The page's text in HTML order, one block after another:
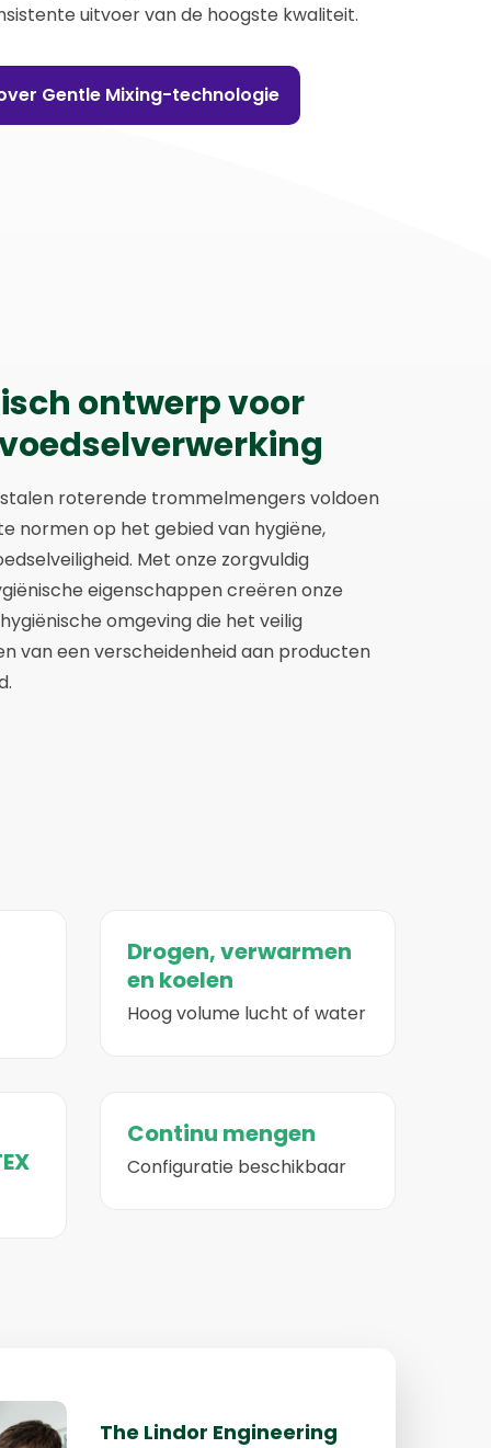
uitvoer van de hoogste kwaliteit.
Gentle Mixing-technologie
ontwerp voor
roterende trommelmengers voldoen
normen op het gebied van hygiëne,
Met onze zorgvuldig
eigenschappen creëren onze
omgeving die het veilig
van een verscheidenheid aan producten
Drogen, verwarmen
en koelen
Hoog volume lucht of water
Continu mengen
Configuratie beschikbaar
The Lindor Engineering